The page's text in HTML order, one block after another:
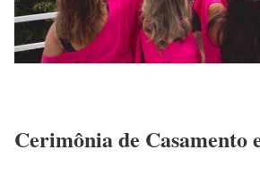
Cerimônia de Casamento